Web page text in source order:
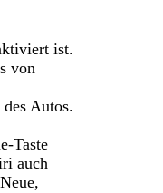
ist.
von
Autos.
Taste
auch